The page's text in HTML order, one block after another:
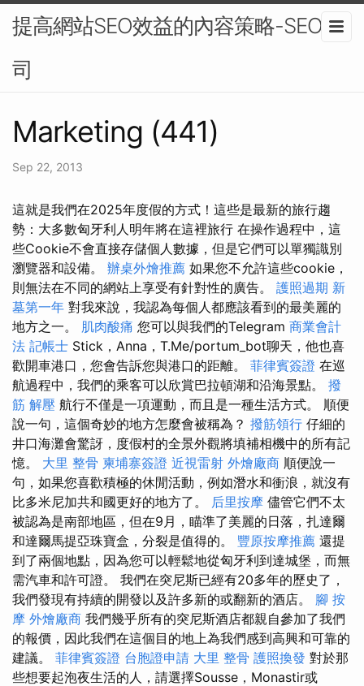
提高網站SEO效益的內容策略-SEO公
司
Marketing (441)
Sep 22, 2013
這就是我們在2025年度假的方式！這些是最新的旅行趨
勢：大多數匈牙利人明年將在這裡旅行 在操作過程中，這
些Cookie不會直接存儲個人數據，但是它們可以單獨識別
瀏覽器和設備。 辦桌外燴推薦 如果您不允許這些cookie，
則無法在不同的網站上享受有針對性的廣告。 護照過期 新
墓第一年 對我來說，我認為每個人都應該看到的最美麗的
地方之一。 肌肉酸痛 您可以與我們的Telegram 商業會計
法 記帳士 Stick，Anna，T.Me/portum_bot聊天，他也喜
歡開車港口，您會告訴您與港口的距離。 菲律賓簽證 在巡
航過程中，我們的乘客可以欣賞巴拉頓湖和沿海景點。 撥
筋 解壓 航行不僅是一項運動，而且是一種生活方式。 順便
說一句，這個奇妙的地方怎麼會被稱為？ 撥筋領行 仔細的
井口海灘會驚訝，度假村的全景外觀將填補相機中的所有記
憶。 大里 整骨 柬埔寨簽證 近視雷射 外燴廠商 順便說一
句，如果您喜歡積極的休閒活動，例如潛水和衝浪，就沒有
比多米尼加共和國更好的地方了。 后里按摩 儘管它們不太
被認為是南部地區，但在9月，瞄準了美麗的日落，扎達爾
和達爾馬提亞珠寶盒，分裂是值得的。 豐原按摩推薦 還提
到了兩個地點，因為您可以輕鬆地從匈牙利到達城堡，而無
需汽車和許可證。 我們在突尼斯已經有20多年的歷史了，
我們發現有持續的開發以及許多新的或翻新的酒店。 腳 按
摩 外燴廠商 我們幾乎所有的突尼斯酒店都親自參加了我們
的報價，因此我們在這個目的地上為我們感到高興和可靠的
建議。 菲律賓簽證 台胞證申請 大里 整骨 護照換發 對於那
些想要起泡夜生活的人，請選擇Sousse，Monastir或